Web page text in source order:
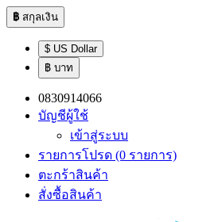
฿ สกุลเงิน
$ US Dollar
฿ บาท
0830914066
บัญชีผู้ใช้
เข้าสู่ระบบ
รายการโปรด (0 รายการ)
ตะกร้าสินค้า
สั่งซื้อสินค้า